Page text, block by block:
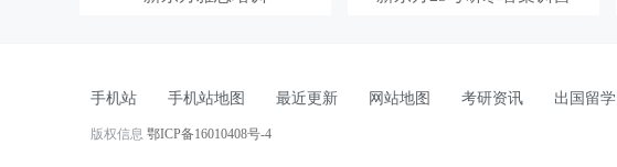
手机站 手机站地图 最近更新 网站地图 考研资讯 出国留学
版权信息 鄂ICP备16010408号-4